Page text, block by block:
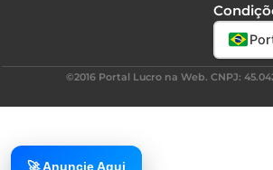
©2016 Portal Lucro na Web. CNPJ:
🚀 Anuncie Aqui